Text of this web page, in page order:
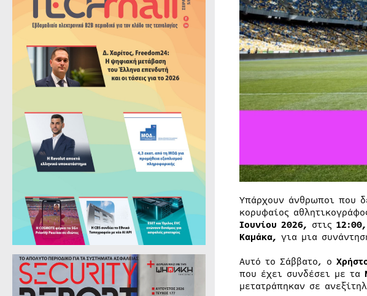
Υπάρχουν άνθρωποι που
κορυφαίος
Ιουνίου 2026, στις 12:00,
Καμάκα, για μια
Αυτό το Σάββατο, ο
που έχει συνδέσει με τα
μετατράπηκαν σε